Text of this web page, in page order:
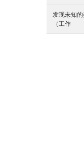
发现未知
（工作